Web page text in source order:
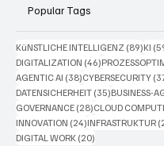
Popular Tags
KüNSTLICHE INTELLIGENZ (89)89
KI
DIGITALIZATION (46)46 Beiträge
AGENTIC AI (38)38 Beiträge
CYBERSECURITY
DATENSICHERHEIT (35)35 Beiträge
BUSINESS-
GOVERNANCE (28)28 Beiträge
CLOUD
INNOVATION (24)24 Beiträge
INFRASTRUKTUR
DIGITAL WORK (20)